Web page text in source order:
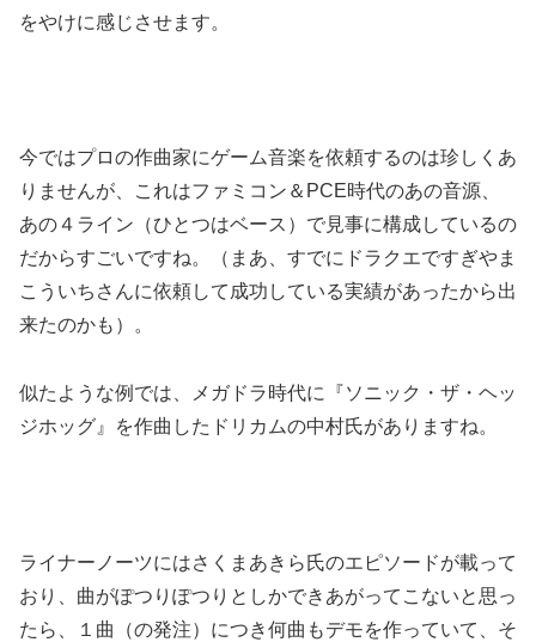
をやけに感じさせます。
今ではプロの作曲家にゲーム音楽を依頼するのは珍しくあ
りませんが、これはファミコン＆PCE時代のあの音源、
あの４ライン（ひとつはベース）で見事に構成しているの
だからすごいですね。（まあ、すでにドラクエですぎやま
こういちさんに依頼して成功している実績があったから出
来たのかも）。
似たような例では、メガドラ時代に『ソニック・ザ・ヘッ
ジホッグ』を作曲したドリカムの中村氏がありますね。
ライナーノーツにはさくまあきら氏のエピソードが載って
おり、曲がぽつりぽつりとしかできあがってこないと思っ
たら、１曲（の発注）につき何曲もデモを作っていて、そ